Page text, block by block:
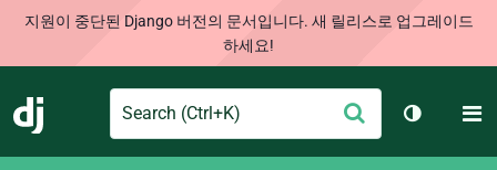
지원이 중단된 Django 버전의 문서입니다. 새 릴리스로 업그레이드
하세요!
Django
Search
출
테마 토